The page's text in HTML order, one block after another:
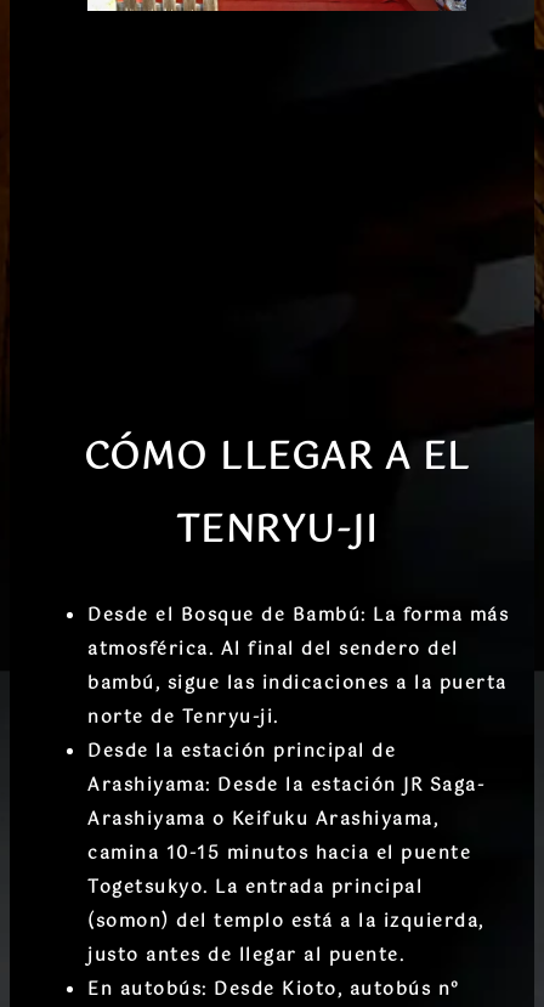
CÓMO LLEGAR A EL
TENRYU-JI
Desde el Bosque de Bambú: La forma más
atmosférica. Al final del sendero del
bambú, sigue las indicaciones a la puerta
norte de Tenryu-ji.
Desde la estación principal de
Arashiyama: Desde la estaciónJR Saga-
Arashiyama o Keifuku Arashiyama,
camina 10-15 minutos hacia el puente
Togetsukyo. La entrada principal
(somon) del templo está a la izquierda,
justo antes de llegar al puente.
En autobús: Desde Kioto, autobús nº